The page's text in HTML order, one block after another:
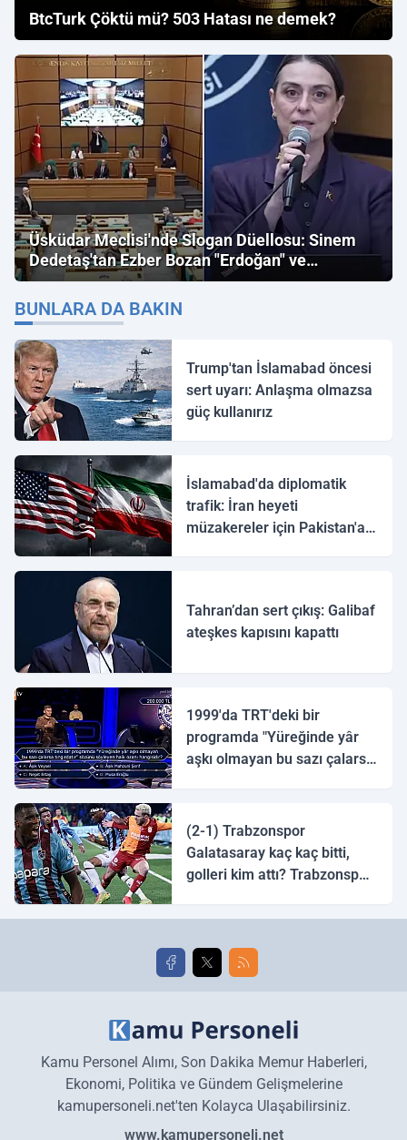
BtcTurk Çöktü mü? 503 Hatası ne demek?
Üsküdar Meclisi'nde Slogan Düellosu: Sinem
Dedetaş'tan Ezber Bozan "Erdoğan" ve
"İmamoğlu" Çıkışı!
BUNLARA DA BAKIN
Trump'tan İslamabad öncesi
sert uyarı: Anlaşma olmazsa
güç kullanırız
İslamabad'da diplomatik
trafik: İran heyeti
müzakereler için Pakistan'a
Tahran’dan sert çıkış: Galibaf
ateşkes kapısını kapattı
1999'da TRT'deki bir
programda "Yüreğinde yâr
aşkı olmayan bu sazı çalarsa
(2-1) Trabzonspor
Galatasaray kaç kaç bitti,
golleri kim attı? Trabzonspor
golleri!
Kamu Personel Alımı, Son Dakika Memur Haberleri,
Ekonomi, Politika ve Gündem Gelişmelerine
kamupersoneli.net'ten Kolayca Ulaşabilirsiniz.
www.kamupersoneli.net